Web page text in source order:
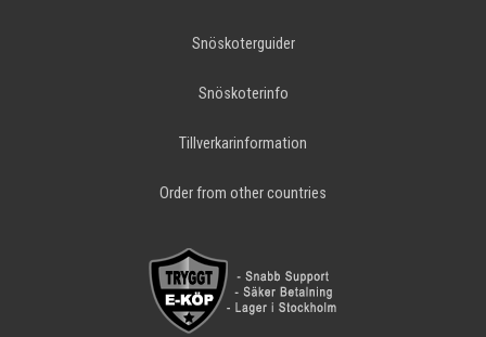
Snöskoterguider
Snöskoterinfo
Tillverkarinformation
Order from other countries